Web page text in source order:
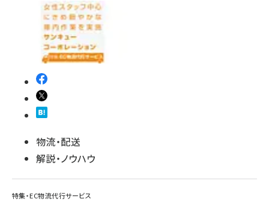
物流・配送
解説・ノウハウ
特集・EC物流代行サービス